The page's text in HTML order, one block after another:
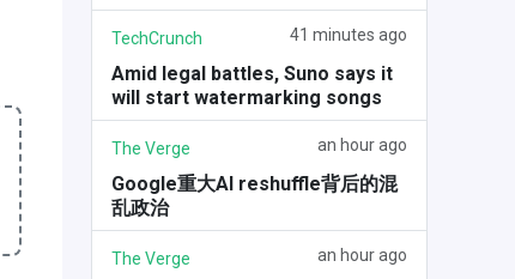
TechCrunch 41 minutes ago
Amid legal battles, Suno says it
will start watermarking songs
The Verge an hour ago
Google重大AI reshuffle背后的混
乱政治
The Verge an hour ago